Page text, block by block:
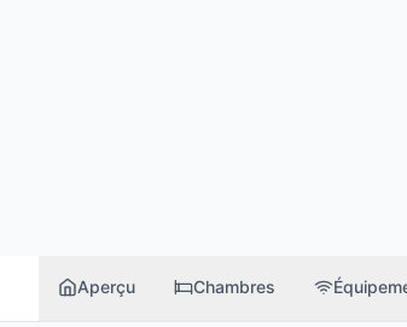
Aperçu Chambres